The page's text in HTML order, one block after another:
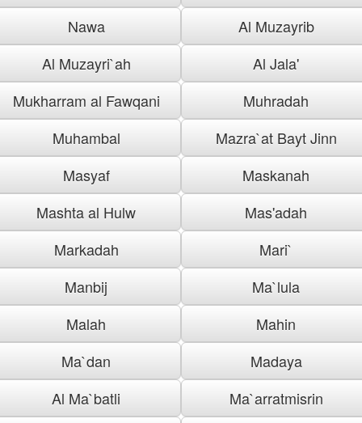
Nawa
Al Muzayrib
Al Muzayri`ah
Al Jala'
Mukharram al Fawqani
Muhradah
Muhambal
Mazra`at Bayt Jinn
Masyaf
Maskanah
Mashta al Hulw
Mas'adah
Markadah
Mari`
Manbij
Ma`lula
Malah
Mahin
Ma`dan
Madaya
Al Ma`batli
Ma`arratmisrin